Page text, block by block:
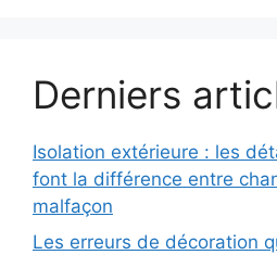
Derniers
Isolation extérieure : les
font la différence entre
malfaçon
Les erreurs de décoration